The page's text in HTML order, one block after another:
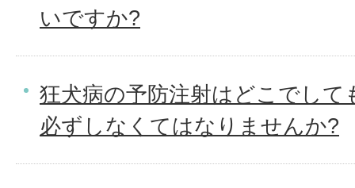
いですか?
狂犬病の予防注射はどこでし
必ずしなくてはなりませんか?